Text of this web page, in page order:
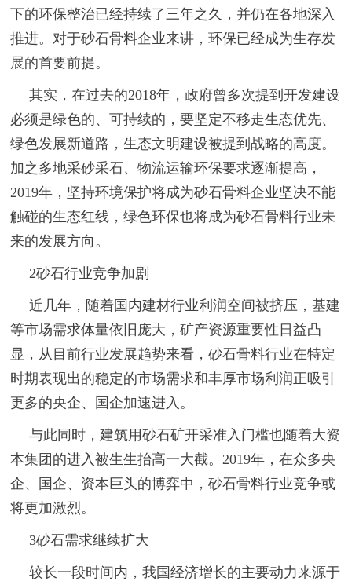
下的环保整治已经持续了三年之久，并仍在各地深入
推进。对于砂石骨料企业来讲，环保已经成为生存发
展的首要前提。
其实，在过去的2018年，政府曾多次提到开发建设
必须是绿色的、可持续的，要坚定不移走生态优先、
绿色发展新道路，生态文明建设被提到战略的高度。
加之多地采砂采石、物流运输环保要求逐渐提高，
2019年，坚持环境保护将成为砂石骨料企业坚决不能
触碰的生态红线，绿色环保也将成为砂石骨料行业未
来的发展方向。
2砂石行业竞争加剧
近几年，随着国内建材行业利润空间被挤压，基建
等市场需求体量依旧庞大，矿产资源重要性日益凸
显，从目前行业发展趋势来看，砂石骨料行业在特定
时期表现出的稳定的市场需求和丰厚市场利润正吸引
更多的央企、国企加速进入。
与此同时，建筑用砂石矿开采准入门槛也随着大资
本集团的进入被生生抬高一大截。2019年，在众多央
企、国企、资本巨头的博弈中，砂石骨料行业竞争或
将更加激烈。
3砂石需求继续扩大
较长一段时间内，我国经济增长的主要动力来源于